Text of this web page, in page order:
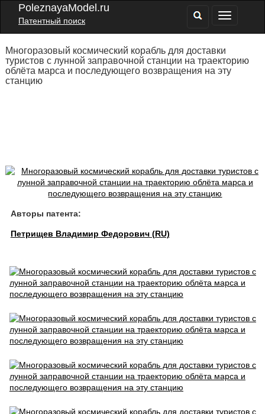
PoleznayaModel.ru
Патентный поиск
Многоразовый космический корабль для доставки
туристов с лунной заправочной станции на траекторию
облёта марса и последующего возвращения на эту
станцию
Авторы патента:
Петрищев Владимир Федорович (RU)